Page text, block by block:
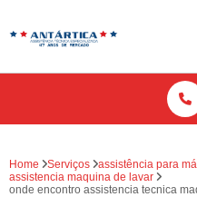
Home Serviços
assistência para
assistencia maquina de lavar
onde encontro assistencia tecnica